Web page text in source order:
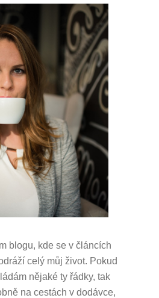
blogu, kde se v článcích
celý můj život. Pokud
nějaké ty řádky, tak
na cestách v dodávce,